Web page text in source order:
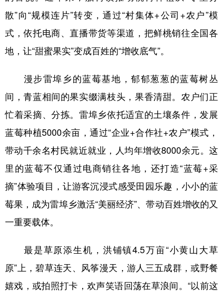
陕西 甘肃 青海 宁夏
新疆 内蒙古 黑龙江
English Español Français عربى
Русский язык 日本語 한국어
Deutsch Português
散”向“规模连片”转变，通过“村集体+公司+农户”模
式，依托电商、直播带货等渠道，把鲜桃销往全国各
地，让“甜蜜果实”变成百姓的“增收底气”。
漫步雷埠乡的蓝莓基地，郁郁葱葱的蓝莓树丛
间，青蓝相间的果实缀满枝头，果香清甜。农户们正
忙着采摘、分拣。雷埠乡依托适宜的土壤条件，发展
蓝莓种植5000余亩，通过“企业+合作社+农户”模式，
带动千余名村民就近就业，人均年增收8000余元。这
里的蓝莓不仅通过电商销往各地，还打造“蓝莓+采
摘”体验项目，让游客沉浸式感受田园乐趣，小小的蓝
莓果，成为雷埠乡激活“美丽经济”、带动百姓增收的又
一重要载体。
最是草原添生机，洪铺镇4.5万亩“小黄山大草
原”上，碧草连天、风筝漫天，游人三五成群，或野餐
嬉戏，或拍照打卡，欢声笑语回荡在草浪间。“以前这